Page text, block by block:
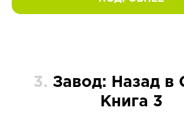
3. Завод: Назад в
Книга 3